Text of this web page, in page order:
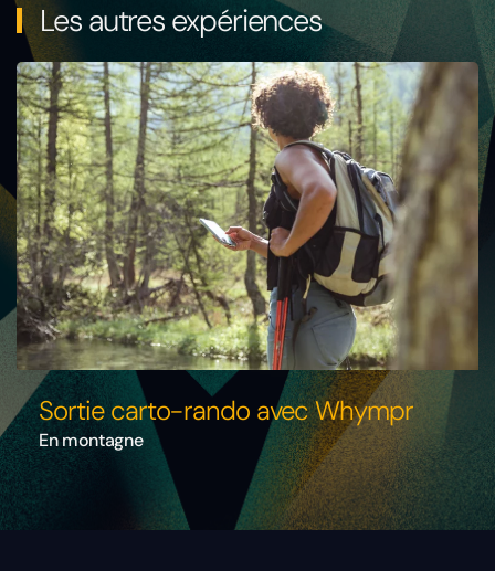
Les autres expériences
Sortie carto-rando avec Whympr
En montagne